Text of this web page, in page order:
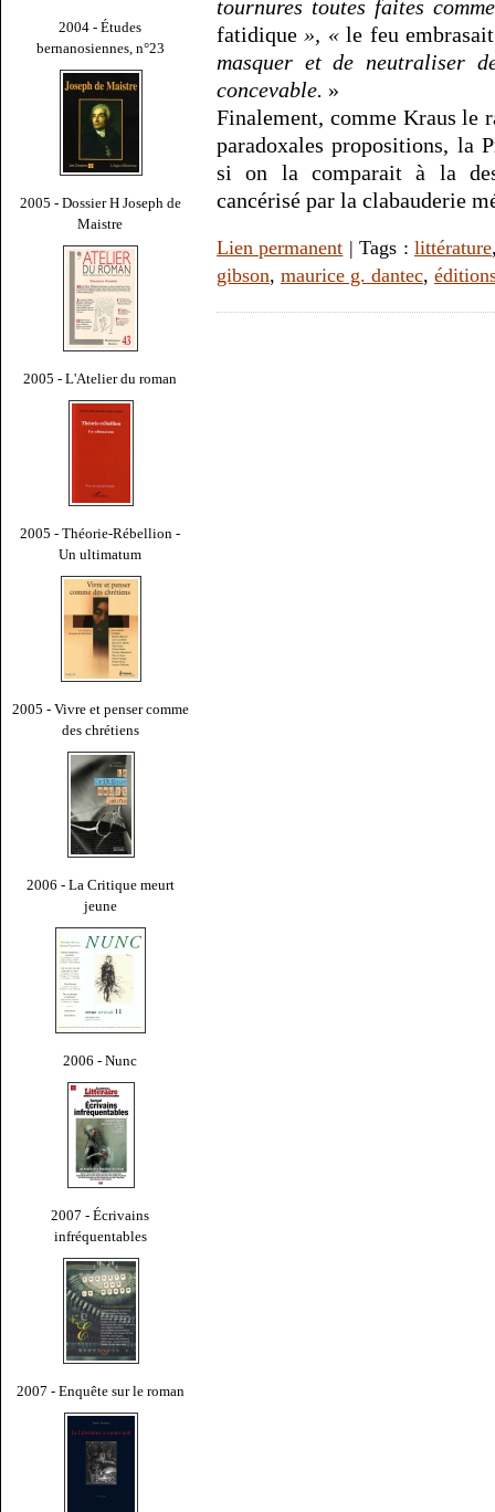
2004 - Études
bernanosiennes, n°23
2005 - Dossier H Joseph de
Maistre
2005 - L'Atelier du roman
2005 - Théorie-Rébellion -
Un ultimatum
2005 - Vivre et penser comme
des chrétiens
2006 - La Critique meurt
jeune
2006 - Nunc
2007 - Écrivains
infréquentables
2007 - Enquête sur le roman
tournures toutes faites
fatidique», «le feu
masquer et de neutraliser
concevable. »
Finalement, comme Kraus le
paradoxales propositions, la
si on la comparait à la
cancérisé par la clabauderie
Lien permanent | Tags : littérature
gibson, maurice g. dantec,